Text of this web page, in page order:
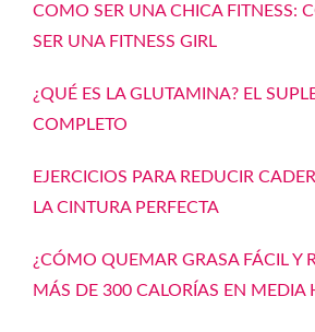
COMO SER UNA CHICA FITNESS:
SER UNA FITNESS GIRL
¿QUÉ ES LA GLUTAMINA? EL
COMPLETO
EJERCICIOS PARA REDUCIR
LA CINTURA PERFECTA
¿CÓMO QUEMAR GRASA FÁCIL Y
MÁS DE 300 CALORÍAS EN MEDIA